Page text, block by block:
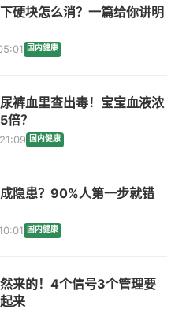
硬块怎么消？一篇给你讲明
国内健康
裤血里查出毒！宝宝血液浓
倍？
国内健康
隐患？90%人第一步就错
国内健康
来的！4个信号3个管理要
来